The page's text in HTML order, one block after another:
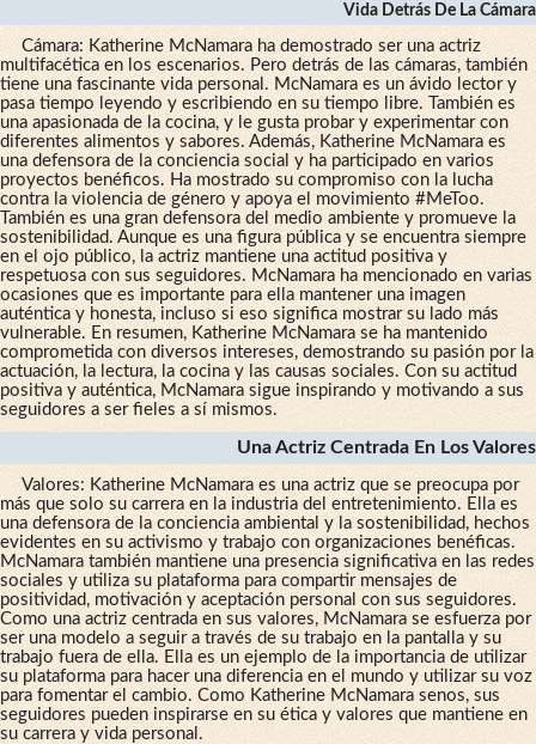
Vida Detrás De La Cámara
Cámara: Katherine McNamara ha demostrado ser una actriz
multifacética en los escenarios. Pero detrás de las cámaras, también
tiene una fascinante vida personal. McNamara es un ávido lector y
pasa tiempo leyendo y escribiendo en su tiempo libre. También es
una apasionada de la cocina, y le gusta probar y experimentar con
diferentes alimentos y sabores. Además, Katherine McNamara es
una defensora de la conciencia social y ha participado en varios
proyectos benéficos. Ha mostrado su compromiso con la lucha
contra la violencia de género y apoya el movimiento #MeToo.
También es una gran defensora del medio ambiente y promueve la
sostenibilidad. Aunque es una figura pública y se encuentra siempre
en el ojo público, la actriz mantiene una actitud positiva y
respetuosa con sus seguidores. McNamara ha mencionado en varias
ocasiones que es importante para ella mantener una imagen
auténtica y honesta, incluso si eso significa mostrar su lado más
vulnerable. En resumen, Katherine McNamara se ha mantenido
comprometida con diversos intereses, demostrando su pasión por la
actuación, la lectura, la cocina y las causas sociales. Con su actitud
positiva y auténtica, McNamara sigue inspirando y motivando a sus
seguidores a ser fieles a sí mismos.
Una Actriz Centrada En Los Valores
Valores: Katherine McNamara es una actriz que se preocupa por
más que solo su carrera en la industria del entretenimiento. Ella es
una defensora de la conciencia ambiental y la sostenibilidad, hechos
evidentes en su activismo y trabajo con organizaciones benéficas.
McNamara también mantiene una presencia significativa en las redes
sociales y utiliza su plataforma para compartir mensajes de
positividad, motivación y aceptación personal con sus seguidores.
Como una actriz centrada en sus valores, McNamara se esfuerza por
ser una modelo a seguir a través de su trabajo en la pantalla y su
trabajo fuera de ella. Ella es un ejemplo de la importancia de utilizar
su plataforma para hacer una diferencia en el mundo y utilizar su voz
para fomentar el cambio. Como Katherine McNamara senos, sus
seguidores pueden inspirarse en su ética y valores que mantiene en
su carrera y vida personal.